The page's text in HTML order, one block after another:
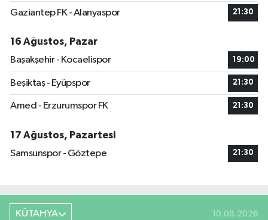
Gaziantep FK - Alanyaspor 21:30
16 Ağustos, Pazar
Başakşehir - Kocaelispor
19:00
Beşiktaş - Eyüpspor 21:30
Amed - Erzurumspor FK 21:30
17 Ağustos, Pazartesi
Samsunspor - Göztepe
21:30
KÜTAHYA 10.08.2026